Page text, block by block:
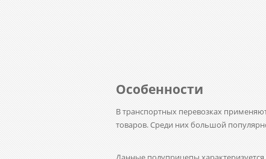
Особенности
В транспортных перевозках
товаров. Среди них большой